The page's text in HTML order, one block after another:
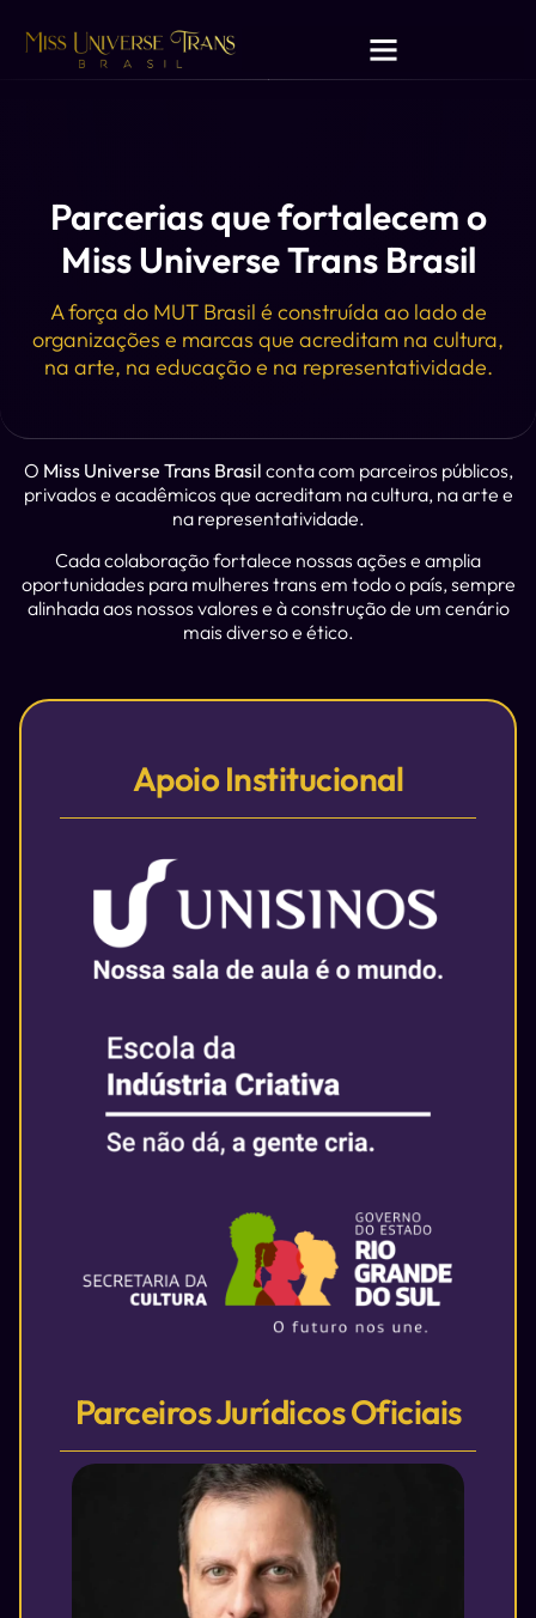
Parcerias que fortalecem o
Miss Universe Trans Brasil
A força do MUT Brasil é construída ao lado de
organizações e marcas que acreditam na cultura,
na arte, na educação e na representatividade.
O Miss Universe Trans Brasil conta com parceiros públicos,
privados e acadêmicos que acreditam na cultura, na arte e
na representatividade.
Cada colaboração fortalece nossas ações e amplia
oportunidades para mulheres trans em todo o país, sempre
alinhada aos nossos valores e à construção de um cenário
mais diverso e ético.
Apoio Institucional
Parceiros Jurídicos Oficiais